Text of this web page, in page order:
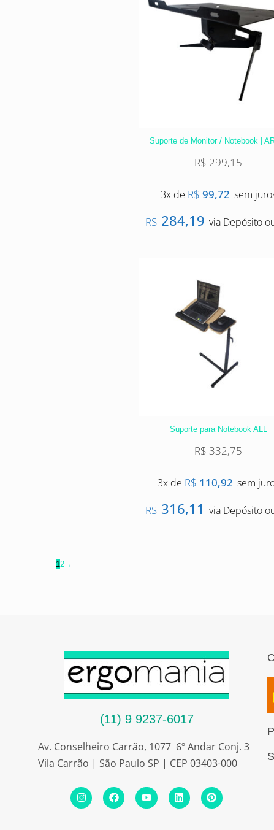
Suporte de Monitor / Notebook |
R$ 299,15
3x de R$ 99,72 sem
R$ 284,19 via Depósito
Suporte para Notebook ALL
R$ 332,75
3x de R$ 110,92 sem
R$ 316,11 via Depósito
12→
(11) 9 9237-6017
Av. Conselheiro Carrão, 1077 6º Andar Conj. 3
Vila Carrão | São Paulo SP | CEP 03403-000
I
n
s
F
a
c
Y
o
u
L
i
n
P
i
n